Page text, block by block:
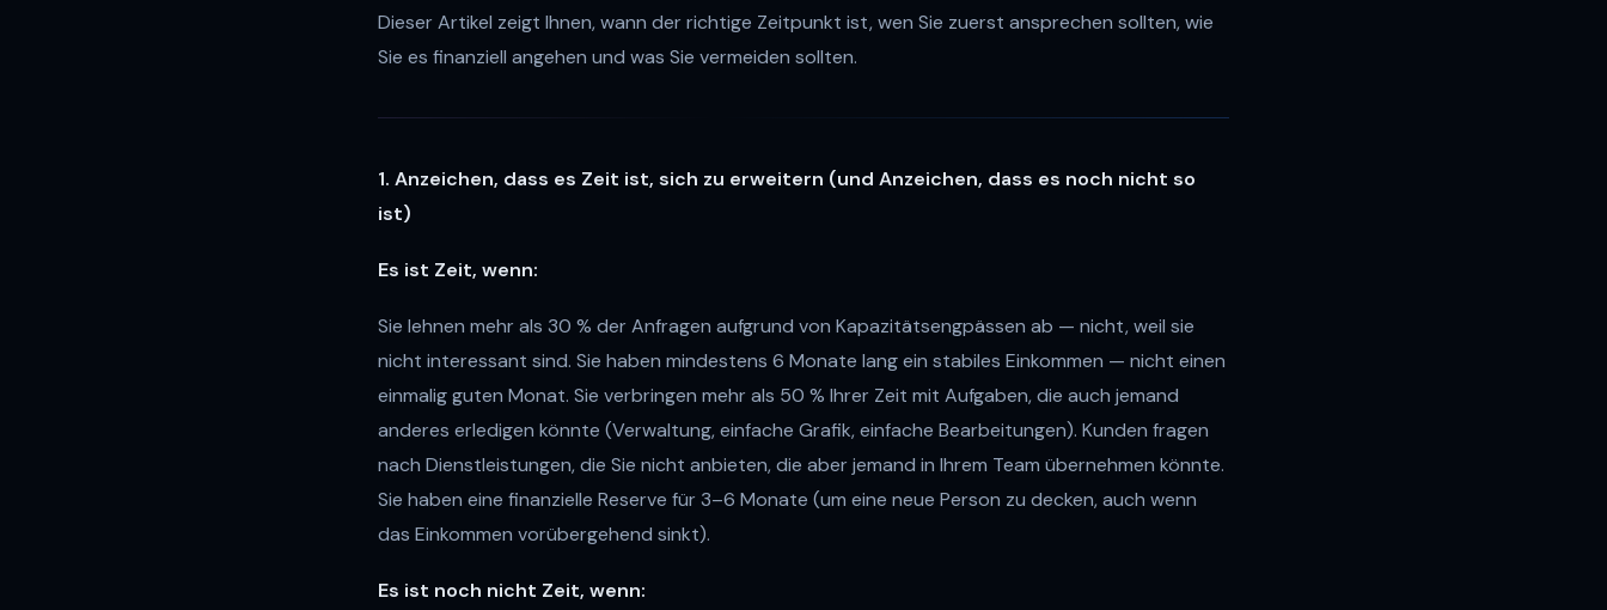
Dieser Artikel zeigt Ihnen, wann der richtige Zeitpunkt ist, wen Sie zuerst ansprechen sollten, wie
Sie es finanziell angehen und was Sie vermeiden sollten.
1. Anzeichen, dass es Zeit ist, sich zu erweitern (und Anzeichen, dass es noch nicht so
ist)
Es ist Zeit, wenn:
Sie lehnen mehr als 30 % der Anfragen aufgrund von Kapazitätsengpässen ab — nicht, weil sie
nicht interessant sind. Sie haben mindestens 6 Monate lang ein stabiles Einkommen — nicht einen
einmalig guten Monat. Sie verbringen mehr als 50 % Ihrer Zeit mit Aufgaben, die auch jemand
anderes erledigen könnte (Verwaltung, einfache Grafik, einfache Bearbeitungen). Kunden fragen
nach Dienstleistungen, die Sie nicht anbieten, die aber jemand in Ihrem Team übernehmen könnte.
Sie haben eine finanzielle Reserve für 3–6 Monate (um eine neue Person zu decken, auch wenn
das Einkommen vorübergehend sinkt).
Es ist noch nicht Zeit, wenn: